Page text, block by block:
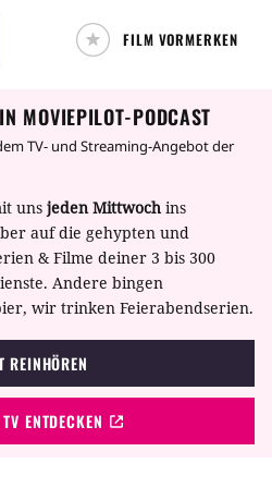
als er Canes Romane liest
Alpträume bekommt. Als ihn
Cane in die Kleinstadt Hobb’s
lernt er den Ort des Grauens
ist nichts mehr so, wie es
in die Einsamkeit des
Dort wollen sie ihre
Herzen heilen und ihre
FILM VORMERKEN
MOVIEPILOT-PODCAST
TV- und Streaming-Angebot der
uns jeden Mittwoch ins
auf die gehypten und
& Filme deiner 3 bis 300
Andere bingen
wir trinken Feierabendserien.
REINHÖREN
ENTDECKEN